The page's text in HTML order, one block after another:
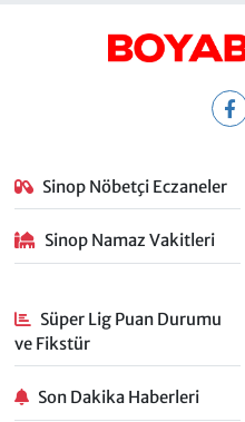
Sinop Nöbetçi Eczaneler
Sinop Namaz Vakitleri
Süper Lig Puan Durumu
ve Fikstür
Son Dakika Haberleri